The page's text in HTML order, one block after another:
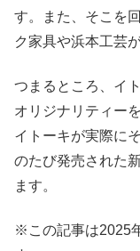
す。また、そこを
ク家具や浜本工芸
つまるところ、イ
オリジナリティー
イトーキが実際に
のたび発売された
ます。
※この記事は2025